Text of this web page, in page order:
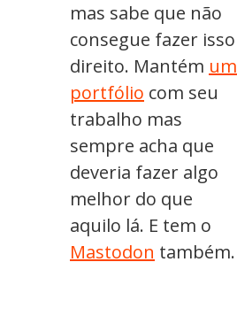
mas sabe que não
consegue fazer isso
direito. Mantém um
portfólio com seu
trabalho mas
sempre acha que
deveria fazer algo
melhor do que
aquilo lá. E tem o
Mastodon também.